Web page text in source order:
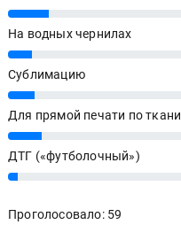
12%
На водных чернилах
7%
Сублимацию
8%
Для прямой печати по ткани
10%
ДТГ («футболочный»)
3%
Проголосовало: 59